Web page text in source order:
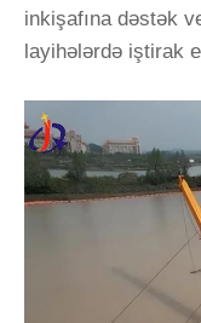
inkişafına dəstək
layihələrdə iştirak